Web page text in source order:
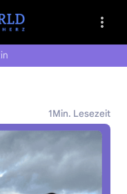
1Min. Lesezeit